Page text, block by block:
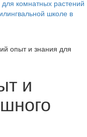
комнатных растений
школе в
опыт и знания для
и